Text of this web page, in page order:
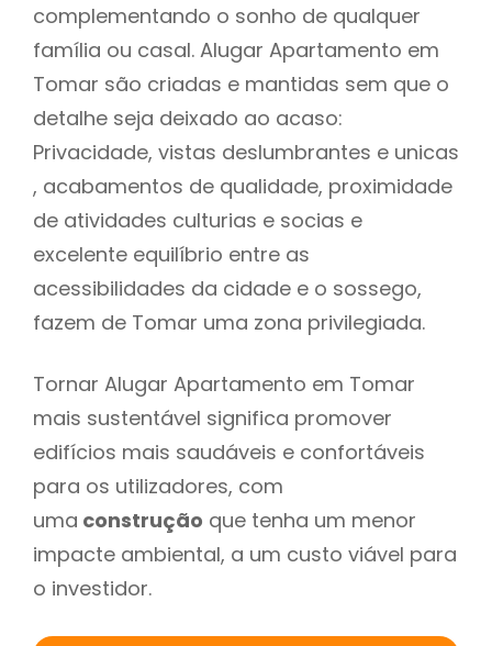
complementando o sonho de qualquer
família ou casal. Alugar Apartamento em
Tomar são criadas e mantidas sem que o
detalhe seja deixado ao acaso:
Privacidade, vistas deslumbrantes e unicas
, acabamentos de qualidade, proximidade
de atividades culturias e socias e
excelente equilíbrio entre as
acessibilidades da cidade e o sossego,
fazem de Tomar uma zona privilegiada.
Tornar Alugar Apartamento em Tomar
mais sustentável significa promover
edifícios mais saudáveis e confortáveis
para os utilizadores, com
uma construção que tenha um menor
impacte ambiental, a um custo viável para
o investidor.